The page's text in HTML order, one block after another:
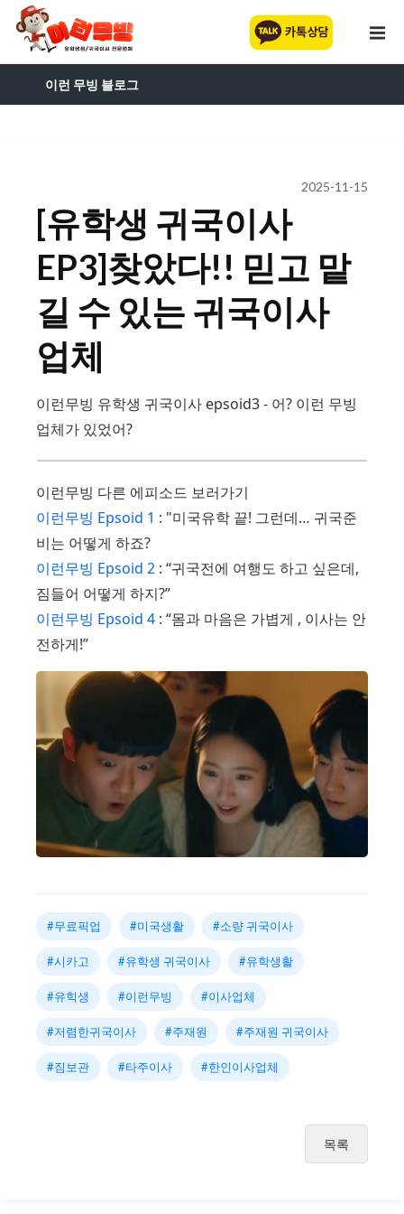
이런 무빙 블로그
2025-11-15
[유학생 귀국이사
EP3]찾았다!! 믿고 맡
길 수 있는 귀국이사
업체
이런무빙 유학생 귀국이사 epsoid3 - 어? 이런 무빙
업체가 있었어?
이런무빙 다른 에피소드 보러가기
이런무빙 Epsoid 1 : "미국유학 끝! 그런데… 귀국준
비는 어떻게 하죠?
이런무빙 Epsoid 2 : “귀국전에 여행도 하고 싶은데,
짐들어 어떻게 하지?”
이런무빙 Epsoid 4 : “몸과 마음은 가볍게 , 이사는 안
전하게!”
#무료픽업 #미국생활 #소량 귀국이사
#시카고 #유학생 귀국이사 #유학생활
#유힉생 #이런무빙 #이사업체
#저렴한귀국이사 #주재원 #주재원 귀국이사
#짐보관 #타주이사 #한인이사업체
목록